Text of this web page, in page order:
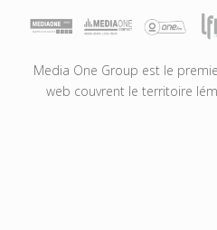
Media One Group est le
web couvrent le territoire